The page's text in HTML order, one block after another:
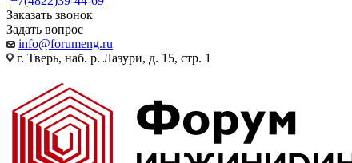
Заказать звонок
Задать вопрос
info@forumeng.ru
г. Тверь, наб. р. Лазури, д. 15, стр. 1